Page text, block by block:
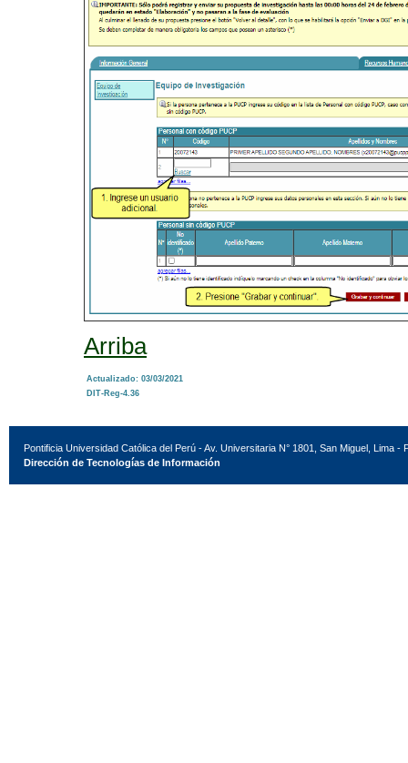
Arriba
Actualizado: 03/03/2021
DIT-Reg-4.36
Pontificia Universidad Católica del Perú - Av. Universitaria N° 1801, San Miguel, Lima -
Dirección de Tecnologías de Información